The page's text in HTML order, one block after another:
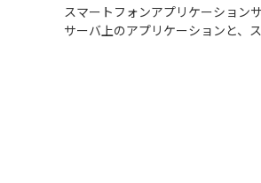
スマートフォンアプリケーション
サーバ上のアプリケーションと、